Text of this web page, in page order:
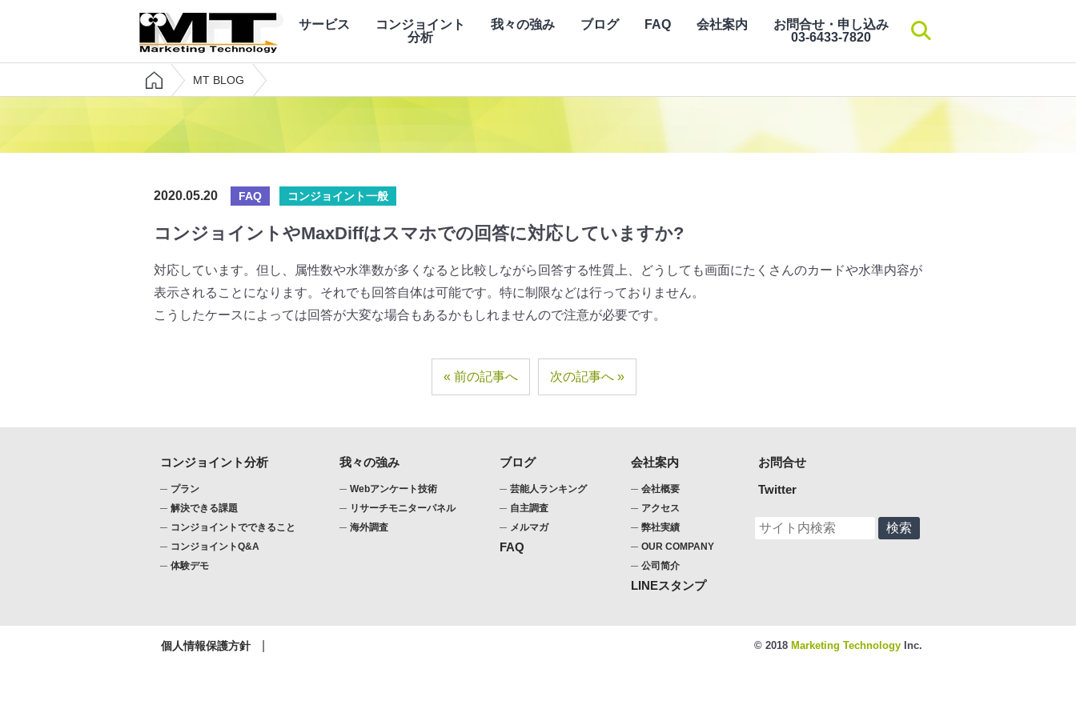
サービス
コンジョイント
分析
我々の強み ブログ FAQ 会社案内
お問合せ・申し込み
03-6433-7820検索
MT BLOG
2020.05.20 FAQ コンジョイント一般
コンジョイントやMaxDiffはスマホでの回答に対応していますか?
対応しています。但し、属性数や水準数が多くなると比較しながら回答する性質上、どうしても画面にたくさんのカードや水準内容が
表示されることになります。それでも回答自体は可能です。特に制限などは行っておりません。
こうしたケースによっては回答が大変な場合もあるかもしれませんので注意が必要です。
前の記事へ 次の記事へ
コンジョイント分析
プラン
解決できる課題
コンジョイントでできること
コンジョイントQ&A
体験デモ
我々の強み
Webアンケート技術
リサーチモニターパネル
海外調査
ブログ
芸能人ランキング
自主調査
メルマガ
FAQ
会社案内
会社概要
アクセス
弊社実績
OUR COMPANY
公司简介
LINEスタンプ
お問合せ
Twitter
個人情報保護方針 © 2018 Marketing Technology Inc.